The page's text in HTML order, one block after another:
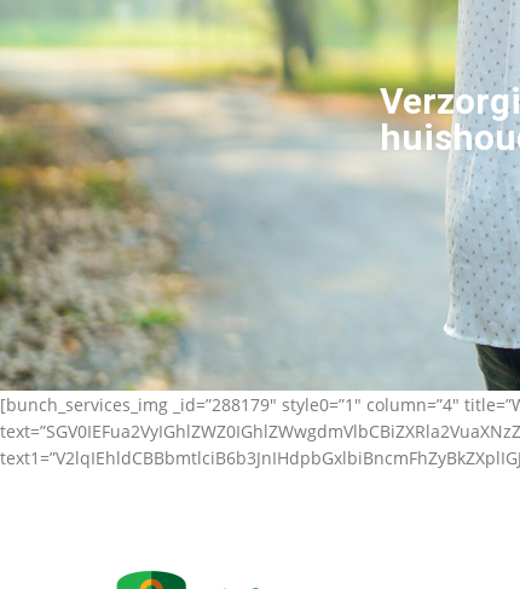
[bunch_services_img _id=”288179″ style0=”1″ column=”4″